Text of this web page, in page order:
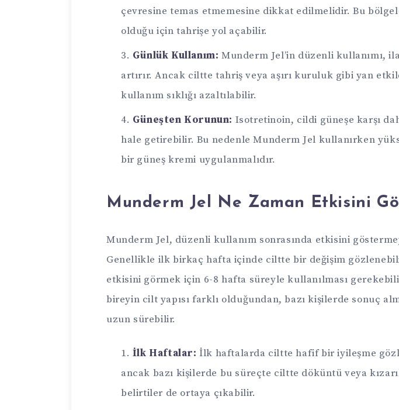
çevresine temas etmemesine dikkat edilmelidir. Bu
olduğu için tahrişe yol açabilir.
Günlük Kullanım: Munderm Jel’in düzenli kullanımı,
artırır. Ancak ciltte tahriş veya aşırı kuruluk gibi yan
kullanım sıklığı azaltılabilir.
Güneşten Korunun: Isotretinoin, cildi güneşe karşı
hale getirebilir. Bu nedenle Munderm Jel kullanırken
bir güneş kremi uygulanmalıdır.
Munderm Jel Ne Zaman Etkisini
Munderm Jel, düzenli kullanım sonrasında etkisini
Genellikle ilk birkaç hafta içinde ciltte bir değişim
etkisini görmek için 6-8 hafta süreyle kullanılması
bireyin cilt yapısı farklı olduğundan, bazı kişilerde sonuç
uzun sürebilir.
İlk Haftalar: İlk haftalarda ciltte hafif bir iyileşme
ancak bazı kişilerde bu süreçte ciltte döküntü veya
belirtiler de ortaya çıkabilir.